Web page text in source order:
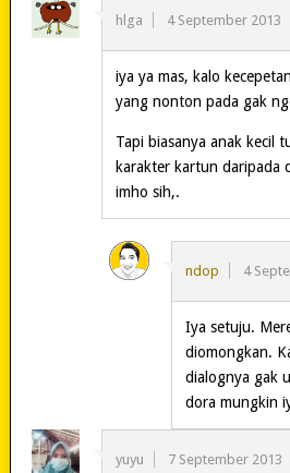
hlga 4 September 2013
iya ya mas, kalo
yang nonton pada gak
Tapi biasanya anak kecil
karakter kartun daripada
imho sih,.
ndop 4
Iya setuju.
diomongkan.
dialognya gak
dora mungkin
yuyu 7 September 2013